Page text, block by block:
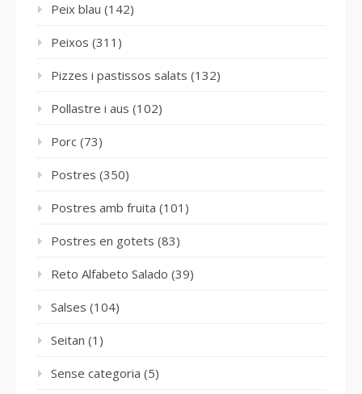
Peix blau (142)
Peixos (311)
Pizzes i pastissos salats (132)
Pollastre i aus (102)
Porc (73)
Postres (350)
Postres amb fruita (101)
Postres en gotets (83)
Reto Alfabeto Salado (39)
Salses (104)
Seitan (1)
Sense categoria (5)